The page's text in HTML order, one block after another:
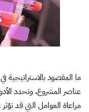
ما المقصود
عناصر المشروع، وتحدد
مراعاة العوامل التي قد